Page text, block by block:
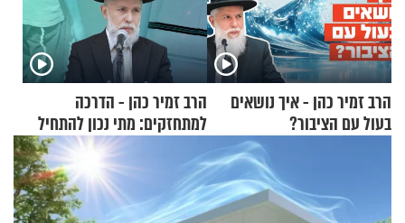
הרב זמיר כהן - איך נושאים
בעול עם הציבור?
הרב זמיר כהן - הדרכה
למתחזקים: מתי נכון להתחיל
עם לבישת הציצית?